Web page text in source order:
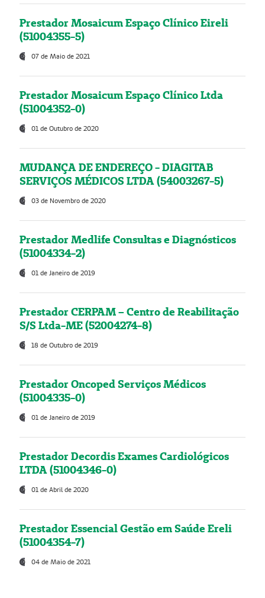
Prestador Mosaicum Espaço Clínico Eireli
(51004355-5)
07 de Maio de 2021
Prestador Mosaicum Espaço Clínico Ltda
(51004352-0)
01 de Outubro de 2020
MUDANÇA DE ENDEREÇO - DIAGITAB
SERVIÇOS MÉDICOS LTDA (54003267-5)
03 de Novembro de 2020
Prestador Medlife Consultas e Diagnósticos
(51004334-2)
01 de Janeiro de 2019
Prestador CERPAM – Centro de Reabilitação
S/S Ltda-ME (52004274-8)
18 de Outubro de 2019
Prestador Oncoped Serviços Médicos
(51004335-0)
01 de Janeiro de 2019
Prestador Decordis Exames Cardiológicos
LTDA (51004346-0)
01 de Abril de 2020
Prestador Essencial Gestão em Saúde Ereli
(51004354-7)
04 de Maio de 2021